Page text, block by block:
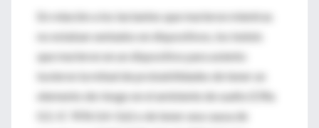
En relación a los lactantes que murieron mientras
no estaban sentados en dispositivos, los bebés
que murieron en un dispositivo para asiento
tuvieron la mitad de probabilidades de tener un
elemento de riesgo en el ambiente de sueño (ORa
0,5; IC 95% 0,4–0,6) o de tener una causa de